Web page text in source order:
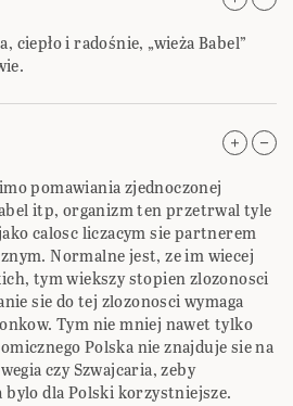
ciepło i radośnie, „wieża Babel”
pomawiania zjednoczonej
itp, organizm ten przetrwal tyle
calosc liczacym sie partnerem
Normalne jest, ze im wiecej
tym wiekszy stopien zlozonosci
sie do tej zlozonosci wymaga
Tym nie mniej nawet tylko
Polska nie znajduje sie na
czy Szwajcaria, zeby
bylo dla Polski korzystniejsze.